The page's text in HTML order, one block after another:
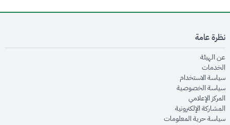
نظرة عامة
عن الهيئةopens in new window
الخدماتopens in new window
سياسة الاستخدام
سياسة الخصوصيةopens in new window
المركز الإعلاميopens in new window
المشاركة الإلكترونيةopens in new window
سياسة حرية المعلوماتopens in new window